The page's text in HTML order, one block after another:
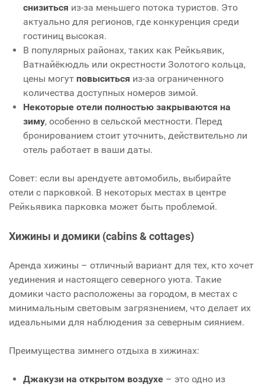
снизиться из-за меньшего потока туристов. Это
актуально для регионов, где конкуренция среди
гостиниц высокая.
В популярных районах, таких как Рейкьявик,
Ватнайёкюдль или окрестности Золотого кольца,
цены могут повыситься из-за ограниченного
количества доступных номеров зимой.
Некоторые отели полностью закрываются на
зиму, особенно в сельской местности. Перед
бронированием стоит уточнить, действительно ли
отель работает в ваши даты.
Совет: если вы арендуете автомобиль, выбирайте
отели с парковкой. В некоторых местах в центре
Рейкьявика парковка может быть проблемой.
Хижины и домики (cabins & cottages)
Аренда хижины – отличный вариант для тех, кто хочет
уединения и настоящего северного уюта. Такие
домики часто расположены за городом, в местах с
минимальным световым загрязнением, что делает их
идеальными для наблюдения за северным сиянием.
Преимущества зимнего отдыха в хижинах:
Джакузи на открытом воздухе – это одно из